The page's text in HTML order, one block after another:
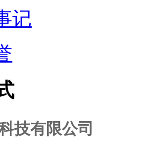
记
技有限公司